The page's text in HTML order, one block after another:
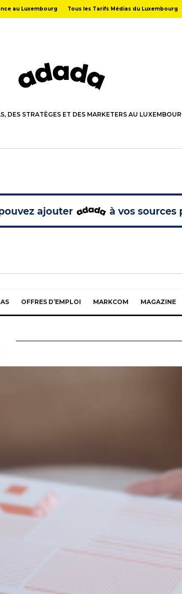
au Luxembourg Tous les Tarifs Médias du Luxembourg
DES STRATÈGES ET DES MARKETERS AU
OFFRES D’EMPLOI MARKCOM MAGAZINE